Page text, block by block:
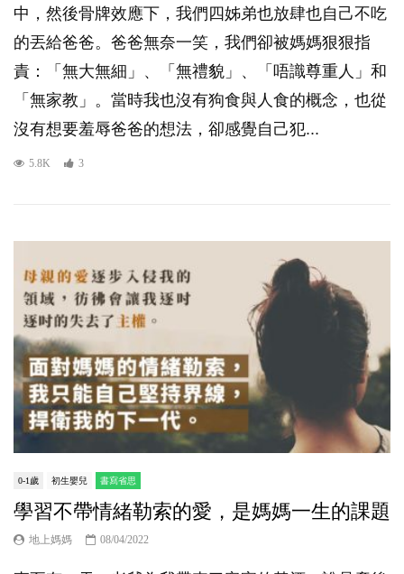
中，然後骨牌效應下，我們四姊弟也放肆也自己不吃
的丟給爸爸。爸爸無奈一笑，我們卻被媽媽狠狠指
責：「無大無細」、「無禮貌」、「唔識尊重人」和
「無家教」。當時我也沒有狗食與人食的概念，也從
沒有想要羞辱爸爸的想法，卻感覺自己犯...
5.8K 3
0-1歲 初生嬰兒 書寫省思
學習不帶情緒勒索的愛，是媽媽一生的課題
地上媽媽 08/04/2022